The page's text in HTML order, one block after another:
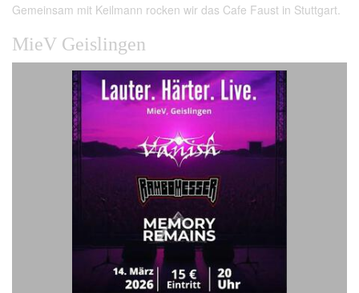
Gemeinsam mit Keilmann rocken wir das Cafe Faust in Stuttgart.
MieV Geislingen